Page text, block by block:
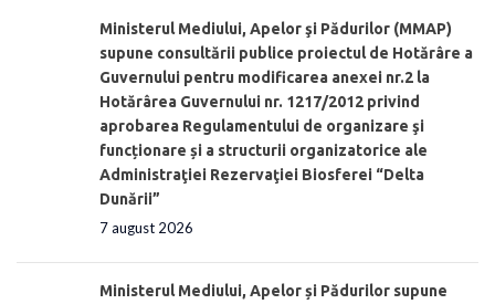
Ministerul Mediului, Apelor şi Pădurilor (MMAP)
supune consultării publice proiectul de Hotărâre a
Guvernului pentru modificarea anexei nr.2 la
Hotărârea Guvernului nr. 1217/2012 privind
aprobarea Regulamentului de organizare şi
funcționare și a structurii organizatorice ale
Administraţiei Rezervaţiei Biosferei “Delta
Dunării”
7 august 2026
Ministerul Mediului, Apelor și Pădurilor supune